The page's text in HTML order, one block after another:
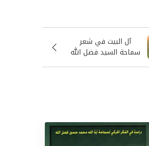
آل البيت في شعر
سماحة السيد فضل الله